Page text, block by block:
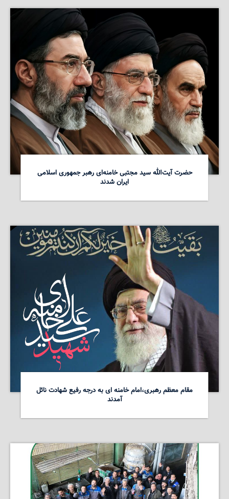
حضرت آیت‌الله سید مجتبی خامنه‌ای رهبر جمهوری اسلامی
ایران شدند
مقام معظم رهبری،امام خامنه ای به درجه رفیع شهادت نائل
آمدند